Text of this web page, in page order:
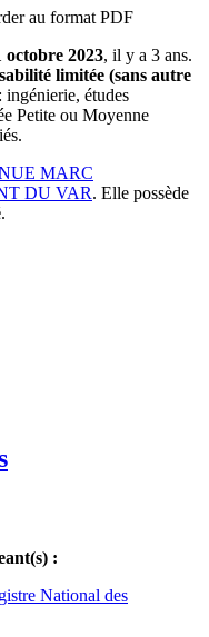
au format PDF
octobre 2023, il y a 3 ans.
limitée (sans autre
ingénierie, études
Petite ou Moyenne
MARC
DU VAR. Elle possède
.
:
National des